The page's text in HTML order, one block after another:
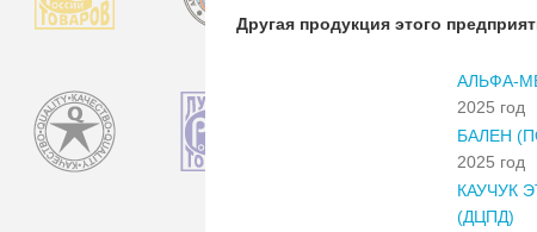
Другая продукция этого
АЛЬФА-
2025 год
БАЛЕН
2025 год
КАУЧУК
(ДЦПД)